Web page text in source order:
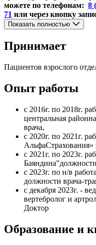
можете по телефонам: 8
71 или через кнопку
Показать полностью
Принимает
Пациентов взрослого
Опыт работы
с 2016г. по 2018г.
центральная
врача,
с 2020г. по 2021г.
АльфаСтрахования»
с 2021г. по 2023г.
с 2023г. по н/в
должности врача-
с декабря 2023г. -
вертебролог и
Доктор
Образование и